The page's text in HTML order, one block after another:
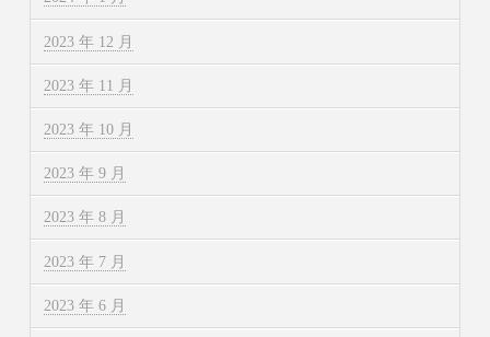
2023 年 12 月
2023 年 11 月
2023 年 10 月
2023 年 9 月
2023 年 8 月
2023 年 7 月
2023 年 6 月